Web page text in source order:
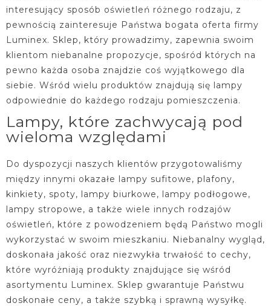
interesujący sposób oświetleń różnego rodzaju, z
pewnością zainteresuje Państwa bogata oferta firmy
Luminex. Sklep, który prowadzimy, zapewnia swoim
klientom niebanalne propozycje, spośród których na
pewno każda osoba znajdzie coś wyjątkowego dla
siebie. Wśród wielu produktów znajdują się lampy
odpowiednie do każdego rodzaju pomieszczenia.
Lampy, które zachwycają pod
wieloma względami
Do dyspozycji naszych klientów przygotowaliśmy
między innymi okazałe lampy sufitowe, plafony,
kinkiety, spoty, lampy biurkowe, lampy podłogowe,
lampy stropowe, a także wiele innych rodzajów
oświetleń, które z powodzeniem będą Państwo mogli
wykorzystać w swoim mieszkaniu. Niebanalny wygląd,
doskonała jakość oraz niezwykła trwałość to cechy,
które wyróżniają produkty znajdujące się wśród
asortymentu Luminex. Sklep gwarantuje Państwu
doskonałe ceny, a także szybką i sprawną wysyłkę.